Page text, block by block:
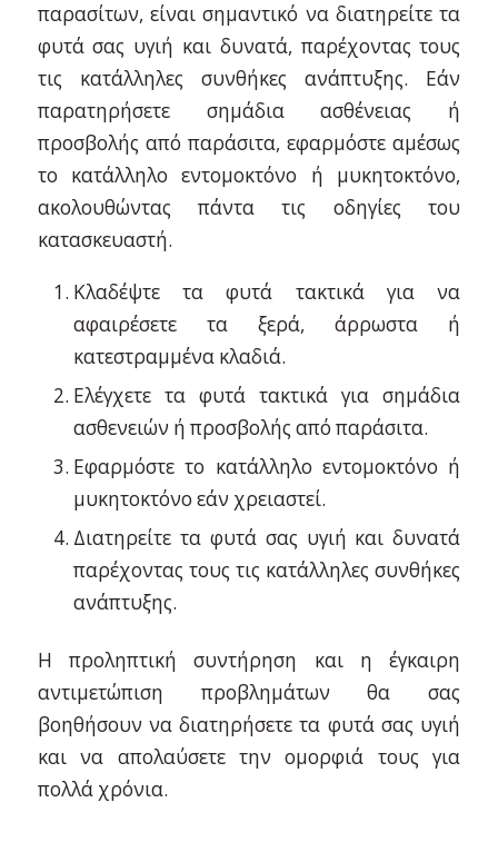
παρασίτων, είναι σημαντικό να διατηρείτε τα
φυτά σας υγιή και δυνατά, παρέχοντας τους
τις κατάλληλες συνθήκες ανάπτυξης. Εάν
παρατηρήσετε σημάδια ασθένειας ή
προσβολής από παράσιτα, εφαρμόστε αμέσως
το κατάλληλο εντομοκτόνο ή μυκητοκτόνο,
ακολουθώντας πάντα τις οδηγίες του
κατασκευαστή.
Κλαδέψτε τα φυτά τακτικά για να
αφαιρέσετε τα ξερά, άρρωστα ή
κατεστραμμένα κλαδιά.
Ελέγχετε τα φυτά τακτικά για σημάδια
ασθενειών ή προσβολής από παράσιτα.
Εφαρμόστε το κατάλληλο εντομοκτόνο ή
μυκητοκτόνο εάν χρειαστεί.
Διατηρείτε τα φυτά σας υγιή και δυνατά
παρέχοντας τους τις κατάλληλες συνθήκες
ανάπτυξης.
Η προληπτική συντήρηση και η έγκαιρη
αντιμετώπιση προβλημάτων θα σας
βοηθήσουν να διατηρήσετε τα φυτά σας υγιή
και να απολαύσετε την ομορφιά τους για
πολλά χρόνια.